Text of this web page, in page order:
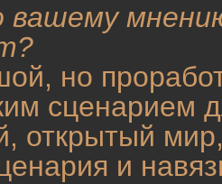
вашему
но
сценарием
открытый
и